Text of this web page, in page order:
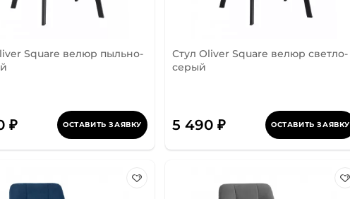
Square велюр пыльно-
₽ ОСТАВИТЬ ЗАЯВКУ
Стул Oliver Square велюр светло-
серый
5 490 ₽ ОСТАВИТЬ ЗАЯВКУ